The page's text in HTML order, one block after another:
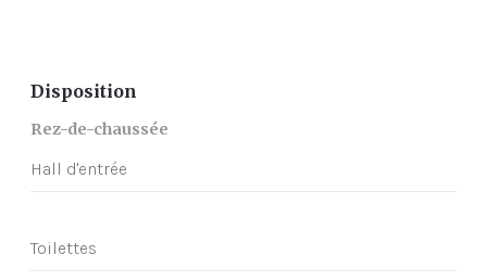
Disposition
Rez-de-chaussée
Hall d'entrée
Toilettes